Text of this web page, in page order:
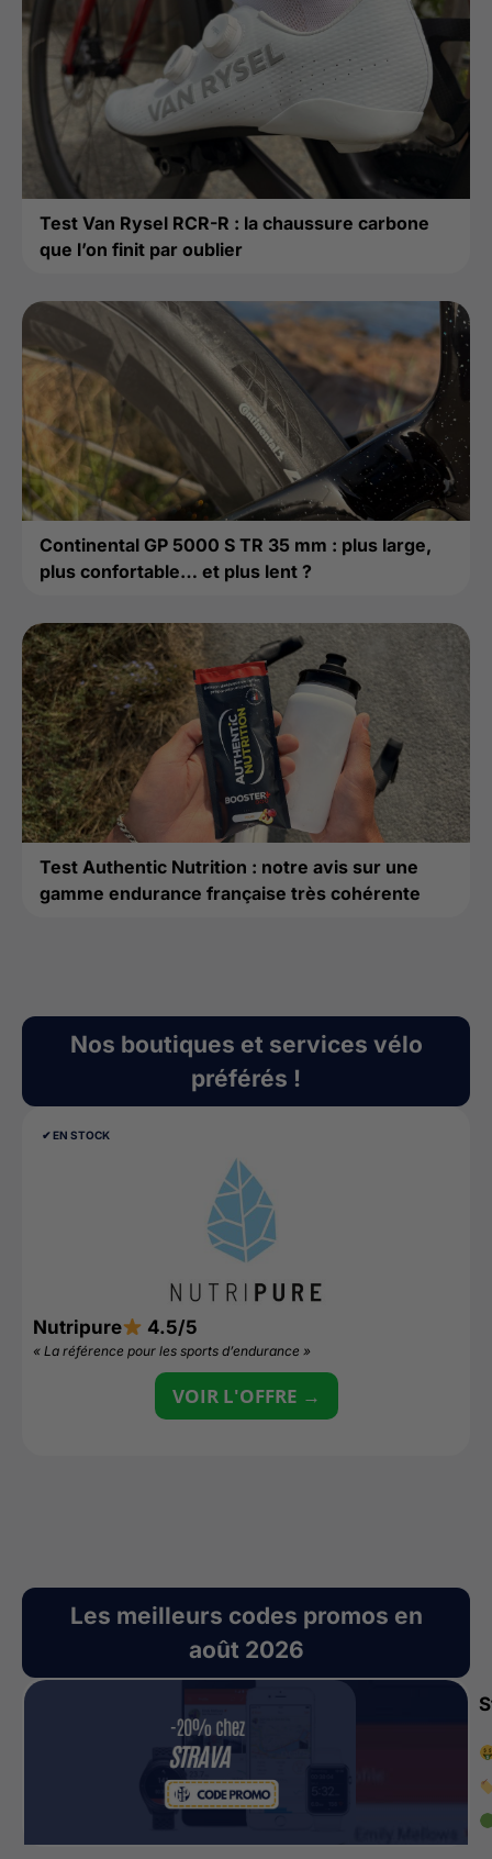
Test Van Rysel RCR-R : la chaussure carbone
que l’on finit par oublier
Continental GP 5000 S TR 35 mm : plus large,
plus confortable… et plus lent ?
Test Authentic Nutrition : notre avis sur une
gamme endurance française très cohérente
Nos boutiques et services vélo
préférés !
✔︎ EN STOCK
Nutripure 4.5/5
« La référence pour les sports d’endurance »
VOIR L'OFFRE →
Les meilleurs codes promos en
août 2026